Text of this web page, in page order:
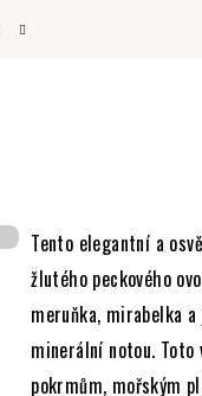
Tento elegantní a
žlutého peckového
meruňka, mirabelka
minerální notou.
pokrmům, mořským